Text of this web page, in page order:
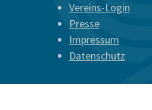
Vereins-Login
Presse
Impressum
Datenschutz